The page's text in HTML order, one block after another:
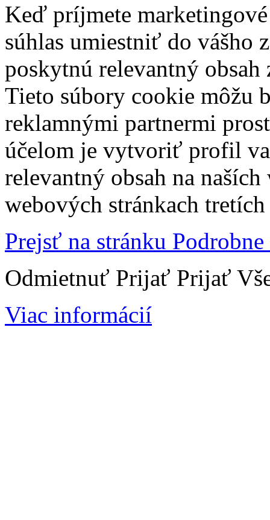
Keď príjmete
súhlas umiestniť do vášho
poskytnú relevantný
Tieto súbory cookie môžu
reklamnými partnermi
účelom je vytvoriť profil
relevantný obsah na
webových stránkach tretích
Prejsť na stránku
Odmietnuť Prijať Prijať
Viac informácií